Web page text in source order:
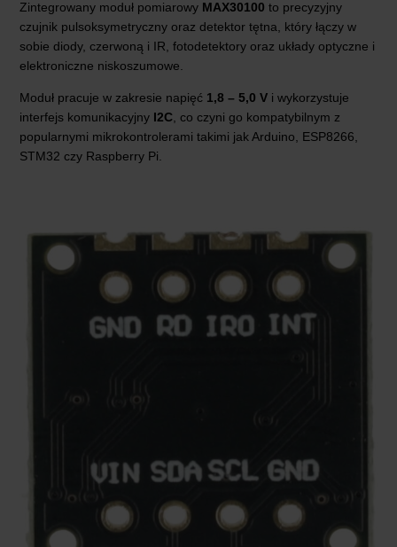
Zintegrowany moduł pomiarowy MAX30100 to precyzyjny
czujnik pulsoksymetryczny oraz detektor tętna, który łączy w
sobie diody, czerwoną i IR, fotodetektory oraz układy optyczne i
elektroniczne niskoszumowe.
Moduł pracuje w zakresie napięć 1,8 – 5,0 V i wykorzystuje
interfejs komunikacyjny I2C , co czyni go kompatybilnym z
popularnymi mikrokontrolerami takimi jak Arduino, ESP8266,
STM32 czy Raspberry Pi.